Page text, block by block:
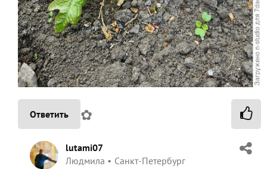
Ответить ✿
lutami07
Людмила
Санкт-Петербург